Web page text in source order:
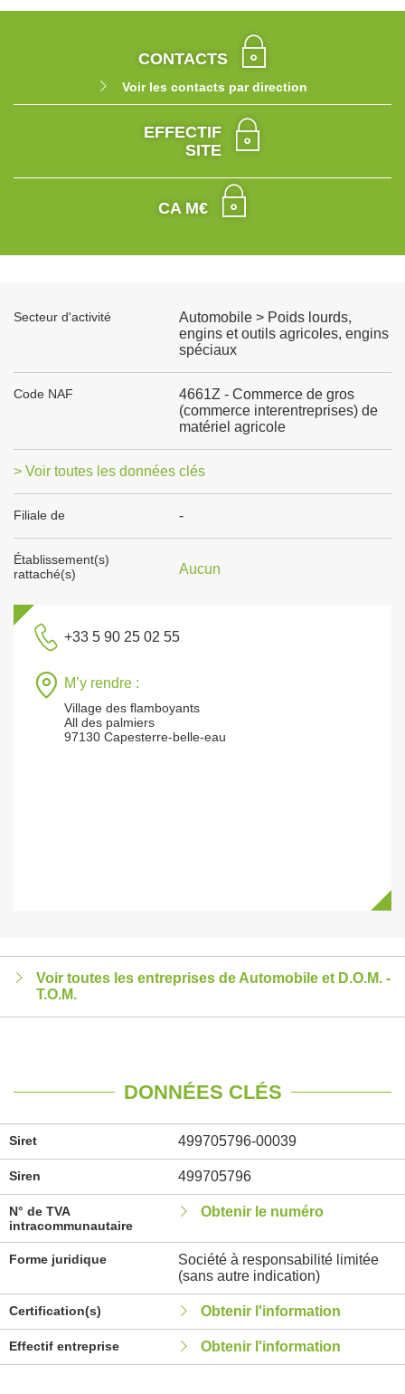
CONTACTS
Voir les contacts par direction
EFFECTIF
SITE
CA M€
Secteur d'activité
Automobile > Poids lourds,
engins et outils agricoles, engins
spéciaux
Code NAF
4661Z - Commerce de gros
(commerce interentreprises) de
matériel agricole
> Voir toutes les données clés
Filiale de -
Établissement(s)
rattaché(s)
Aucun
+33 5 90 25 02 55
M’y rendre :
Village des flamboyants
All des palmiers
97130 Capesterre-belle-eau
Voir toutes les entreprises de Automobile et D.O.M. -
T.O.M.
DONNÉES CLÉS
Siret 499705796-00039
Siren 499705796
N° de TVA
intracommunautaire
Obtenir le numéro
Forme juridique
Société à responsabilité limitée
(sans autre indication)
Certification(s) Obtenir l'information
Effectif entreprise Obtenir l'information